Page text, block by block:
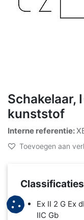
Schakelaar,
kunststof
Interne referentie:
Toevoegen aan
Classificaties
Ex II 2 G Ex
IIC Gb